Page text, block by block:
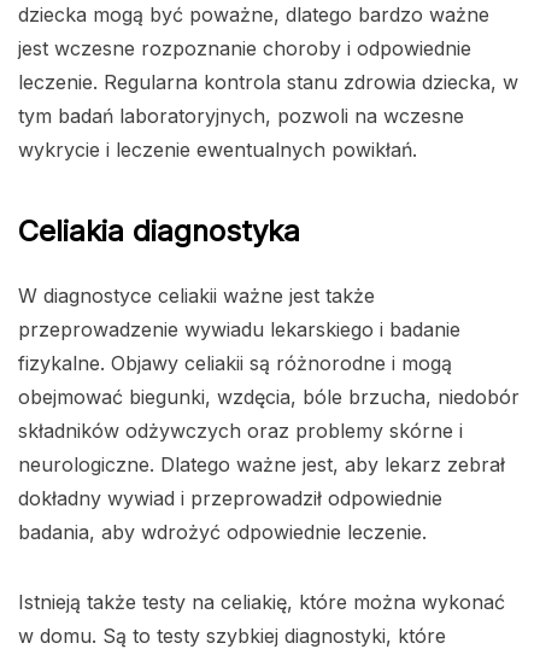
dziecka mogą być poważne, dlatego bardzo ważne
jest wczesne rozpoznanie choroby i odpowiednie
leczenie. Regularna kontrola stanu zdrowia dziecka, w
tym badań laboratoryjnych, pozwoli na wczesne
wykrycie i leczenie ewentualnych powikłań.
Celiakia diagnostyka
W diagnostyce celiakii ważne jest także
przeprowadzenie wywiadu lekarskiego i badanie
fizykalne. Objawy celiakii są różnorodne i mogą
obejmować biegunki, wzdęcia, bóle brzucha, niedobór
składników odżywczych oraz problemy skórne i
neurologiczne. Dlatego ważne jest, aby lekarz zebrał
dokładny wywiad i przeprowadził odpowiednie
badania, aby wdrożyć odpowiednie leczenie.
Istnieją także testy na celiakię, które można wykonać
w domu. Są to testy szybkiej diagnostyki, które